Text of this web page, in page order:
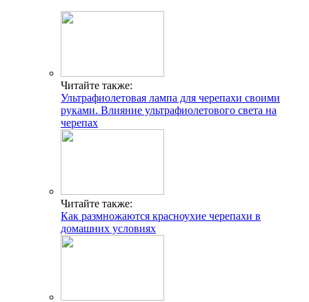
Читайте также:
Ультрафиолетовая лампа для черепахи своими
руками. Влияние ультрафиолетового света на
черепах
Читайте также:
Как размножаются красноухие черепахи в
домашних условиях